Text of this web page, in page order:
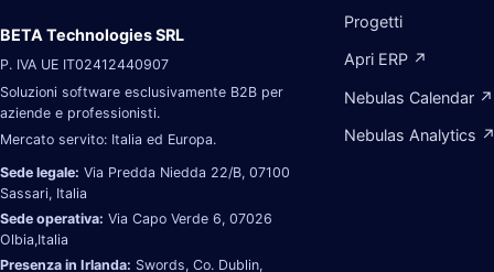
BETA Technologies SRL
P. IVA UE IT02412440907
Soluzioni software esclusivamente B2B per
aziende e professionisti.
Mercato servito: Italia ed Europa.
Sede legale: Via Predda Niedda 22/B, 07100
Sassari, Italia
Sede operativa: Via Capo Verde 6, 07026
Olbia,Italia
Presenza in Irlanda: Swords, Co. Dublin,
Progetti
Apri ERP ↗
Nebulas Calendar ↗
Nebulas Analytics